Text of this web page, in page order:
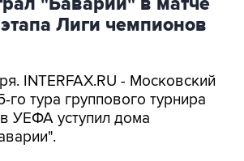
Лиги чемпионов
INTERFAX.RU - Московский
тура группового турнира
УЕФА уступил дома